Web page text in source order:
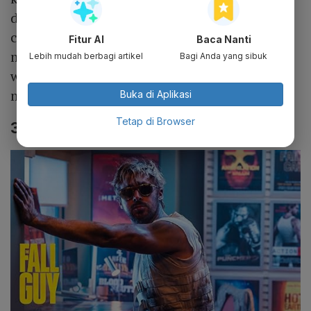
ditinggalkan oleh seseorang yang mereka
cintai secara tiba-tiba. Secara mengejutkan
mereka berdua harus meneruskan sebuah
warisan dari orang tua yang tidak biasa dan
mistis.
3. The Fall Guy
Fitur AI
Lebih mudah berbagi artikel
Baca Nanti
Bagi Anda yang sibuk
Buka di Aplikasi
Tetap di Browser